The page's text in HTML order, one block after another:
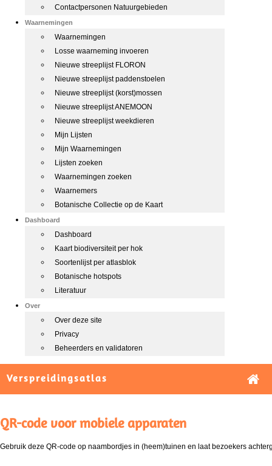
Contactpersonen Natuurgebieden
Waarnemingen
Waarnemingen
Losse waarneming invoeren
Nieuwe streeplijst FLORON
Nieuwe streeplijst paddenstoelen
Nieuwe streeplijst (korst)mossen
Nieuwe streeplijst ANEMOON
Nieuwe streeplijst weekdieren
Mijn Lijsten
Mijn Waarnemingen
Lijsten zoeken
Waarnemingen zoeken
Waarnemers
Botanische Collectie op de Kaart
Dashboard
Dashboard
Kaart biodiversiteit per hok
Soortenlijst per atlasblok
Botanische hotspots
Literatuur
Over
Over deze site
Privacy
Beheerders en validatoren
Verspreidingsatlas
QR-code voor mobiele apparaten
Gebruik deze QR-code op naambordjes in (heem)tuinen en laat bezoekers